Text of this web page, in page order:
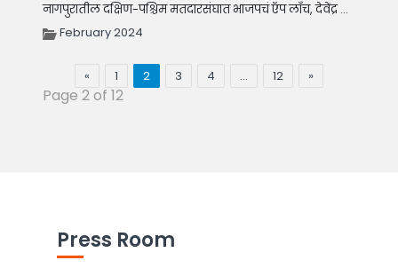
Press Room
नागपुरातील दक्षिण-पश्चिम मतदारसंघात भाजपचं ऍप लाँच, देवेंद्र ...
February 2024
« 1 2 3 4 … 12 »
Page 2 of 12